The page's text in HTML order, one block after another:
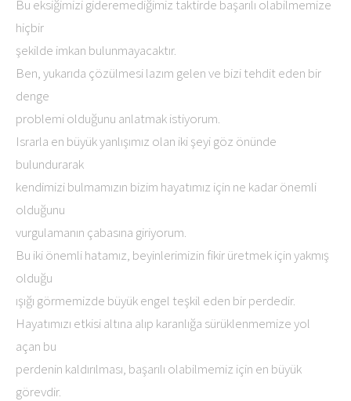
Bu eksiğimizi gideremediğimiz taktirde başarılı olabilmemize
hiçbir
şekilde imkan bulunmayacaktır.
Ben, yukarıda çözülmesi lazım gelen ve bizi tehdit eden bir
denge
problemi olduğunu anlatmak istiyorum.
Israrla en büyük yanlışımız olan iki şeyi göz önünde
bulundurarak
kendimizi bulmamızın bizim hayatımız için ne kadar önemli
olduğunu
vurgulamanın çabasına giriyorum.
Bu iki önemli hatamız, beyinlerimizin fikir üretmek için yakmış
olduğu
ışığı görmemizde büyük engel teşkil eden bir perdedir.
Hayatımızı etkisi altına alıp karanlığa sürüklenmemize yol
açan bu
perdenin kaldırılması, başarılı olabilmemiz için en büyük
görevdir.